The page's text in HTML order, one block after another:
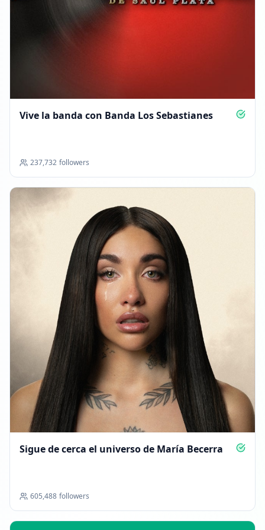
FOLLOWERS INCREASED: +1.9K
18:19
FOLLOWERS INCREASED: +36.5K
Alcanzó 336.4K seguidores
Vive la banda con Banda Los Sebastianes
237,732 followers
Sigue de cerca el universo de María Becerra
605,488 followers